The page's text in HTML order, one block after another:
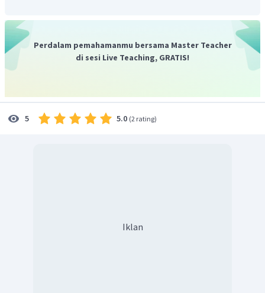
Perdalam pemahamanmu bersama Master Teacher
di sesi Live Teaching, GRATIS!
5 5.0 (2 rating)
Iklan